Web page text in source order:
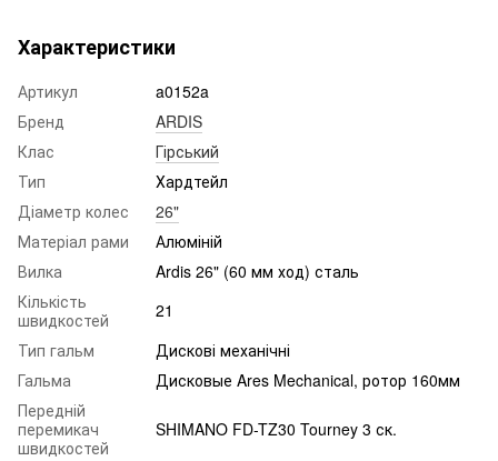
Характеристики
Артикул
a0152a
Бренд
ARDIS
Клас
Гірський
Тип
Хардтейл
Діаметр колес
26"
Матеріал рами
Алюміній
Вилка
Ardis 26" (60 мм ход) сталь
Кількість
швидкостей
21
Тип гальм
Дискові механічні
Гальма
Дисковые Ares Mechanical, ротор 160мм
Передній
перемикач
швидкостей
SHIMANO FD-TZ30 Tourney 3 ск.